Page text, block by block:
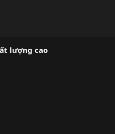
lượng cao